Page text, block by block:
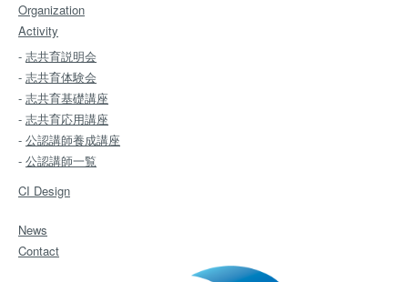
Organization
Activity
- 志共育説明会
- 志共育体験会
- 志共育基礎講座
- 志共育応用講座
- 公認講師養成講座
- 公認講師一覧
CI Design
News
Contact